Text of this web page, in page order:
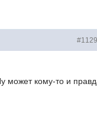
#1129
может кому-то и